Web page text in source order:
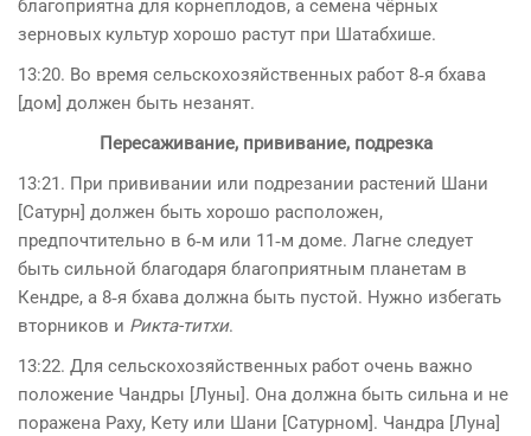
благоприятна для корнеплодов, а семена чёрных
зерновых культур хорошо растут при Шатабхише.
13:20. Во время сельскохозяйственных работ 8‑я бхава
[дом] должен быть незанят.
Пересаживание, прививание, подрезка
13:21. При прививании или подрезании растений Шани
[Сатурн] должен быть хорошо расположен,
предпочтительно в 6‑м или 11‑м доме. Лагне следует
быть сильной благодаря благоприятным планетам в
Кендре, а 8‑я бхава должна быть пустой. Нужно избегать
вторников и Рикта-титхи.
13:22. Для сельскохозяйственных работ очень важно
положение Чандры [Луны]. Она должна быть сильна и не
поражена Раху, Кету или Шани [Сатурном]. Чандра [Луна]